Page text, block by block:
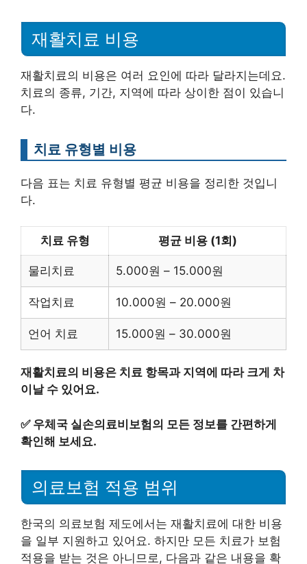
재활치료 비용
재활치료의 비용은 여러 요인에 따라 달라지는데요.
치료의 종류, 기간, 지역에 따라 상이한 점이 있습니
다.
치료 유형별 비용
다음 표는 치료 유형별 평균 비용을 정리한 것입니
다.
치료 유형 평균 비용 (1회)
물리치료 5.000원 – 15.000원
작업치료 10.000원 – 20.000원
언어 치료 15.000원 – 30.000원
재활치료의 비용은 치료 항목과 지역에 따라 크게 차
이날 수 있어요.
✅ 우체국 실손의료비보험의 모든 정보를 간편하게
확인해 보세요.
의료보험 적용 범위
한국의 의료보험 제도에서는 재활치료에 대한 비용
을 일부 지원하고 있어요. 하지만 모든 치료가 보험
적용을 받는 것은 아니므로, 다음과 같은 내용을 확